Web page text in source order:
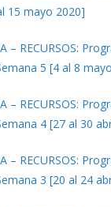
15 mayo 2020]
– RECURSOS:
5 [4 al 8
– RECURSOS:
4 [27 al 30
– RECURSOS:
3 [20 al 24